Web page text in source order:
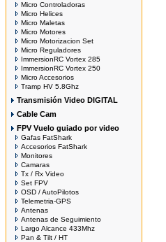
Micro Controladoras
Micro Helices
Micro Maletas
Micro Motores
Micro Motorizacion Set
Micro Reguladores
ImmersionRC Vortex 285
ImmersionRC Vortex 250
Micro Accesorios
Tramp HV 5.8Ghz
Transmisión Video DIGITAL
Cable Cam
FPV Vuelo guiado por video
Gafas FatShark
Accesorios FatShark
Monitores
Camaras
Tx / Rx Video
Set FPV
OSD / AutoPilotos
Telemetria-GPS
Antenas
Antenas de Seguimiento
Largo Alcance 433Mhz
Pan & Tilt / HT